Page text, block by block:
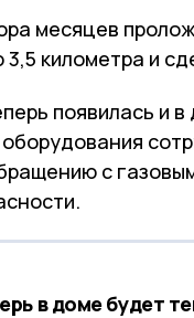
месяцев
километра и
появилась и
с
в доме будет